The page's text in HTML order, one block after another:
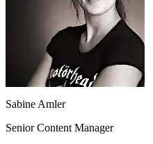
Sabine Amler
Senior Content Manager